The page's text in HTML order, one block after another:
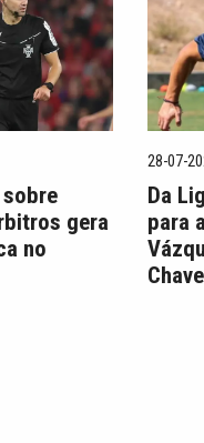
gera
no
28-07-
Da
para